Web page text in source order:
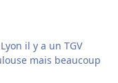
il y a un TGV
mais beaucoup